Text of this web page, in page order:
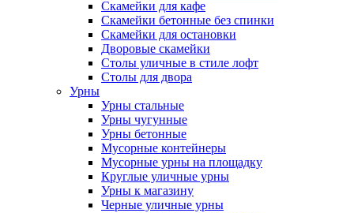
Скамейки для кафе
Скамейки бетонные без спинки
Скамейки для остановки
Дворовые скамейки
Столы уличные в стиле лофт
Столы для двора
Урны
Урны стальные
Урны чугунные
Урны бетонные
Мусорные контейнеры
Мусорные урны на площадку
Круглые уличные урны
Урны к магазину
Черные уличные урны